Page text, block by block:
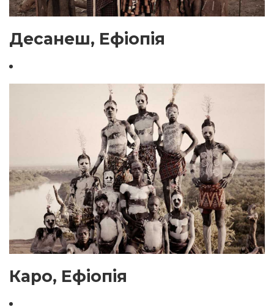
Десанеш, Ефіопія
Каро, Ефіопія